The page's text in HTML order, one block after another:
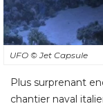
UFO © Jet Capsule
Plus surprenant
chantier naval